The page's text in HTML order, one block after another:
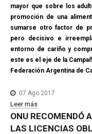
mayor que sobre los
promoción de una
sumarse otro factor de
pero decisivo e
entorno de cariño y
este es el eje de la
Federación Argentina de
07 Ago 2017
Leer más
ONU RECOMENDÓ A
LAS LICENCIAS